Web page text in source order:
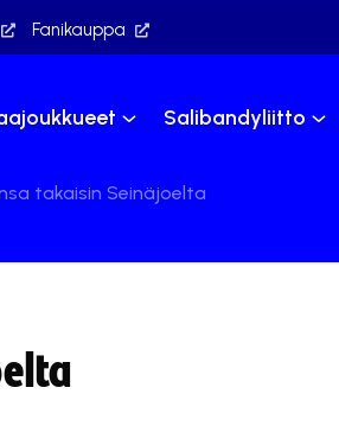
Fanikauppa
Salibandyliitto
takaisin Seinäjoelta